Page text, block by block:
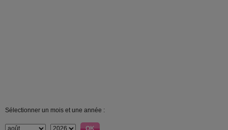
Sélectionner un mois et une année :